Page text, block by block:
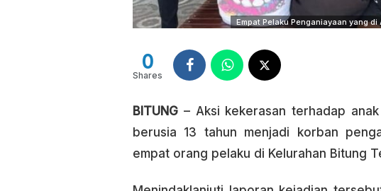
Empat Pelaku Penganiayaan yang di
0
Shares
BITUNG – Aksi kekerasan terhadap
berusia 13 tahun menjadi korban
empat orang pelaku di Kelurahan Bitung